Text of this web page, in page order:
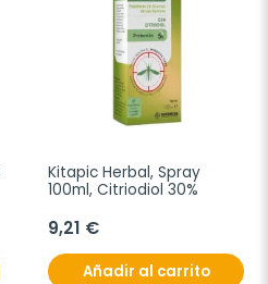
Kitapic Herbal, Spray
100ml, Citriodiol 30%
9,21 €
Añadir al carrito